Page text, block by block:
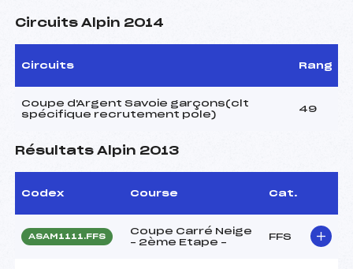
Circuits Alpin 2014
Circuits Rang
Coupe d'Argent Savoie garçons(clt
spécifique recrutement pole)
49
Résultats Alpin 2013
Codex Course Cat.
ASAM1111.FFS
Coupe Carré Neige
– 2ème Etape –
FFS